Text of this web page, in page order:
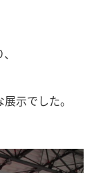
示でした。